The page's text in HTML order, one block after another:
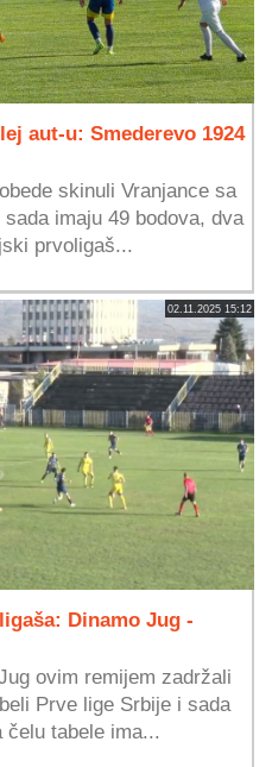
aut-u: Smederevo 1924
skinuli Vranjance sa
imaju 49 bodova, dva
prvoligaš...
02.11.2025 15:12
Dinamo Jug -
ovim remijem zadržali
Prve lige Srbije i sada
čelu tabele ima...